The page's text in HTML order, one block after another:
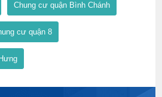
Chung cư quận Bình Chánh
cư quận 8